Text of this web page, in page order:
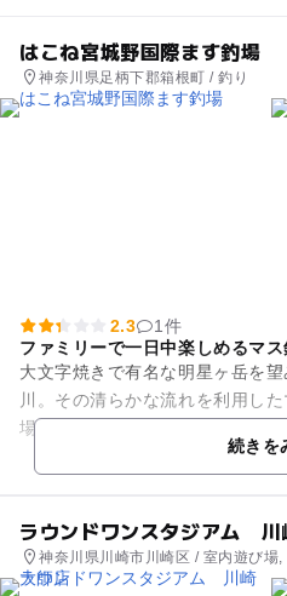
はこね宮城野国際ます釣場
神奈川県足柄下郡箱根町 / 釣り
2.3
1件
ファミリーで一日中楽しめるマ
大文字焼きで有名な明星ヶ岳を
川。その清らかな流れを利用し
場では、指定の場所にマスやヤ
続きを
ラウンドワンスタジアム 川
神奈川県川崎市川崎区 / 室内遊び場
ズメント